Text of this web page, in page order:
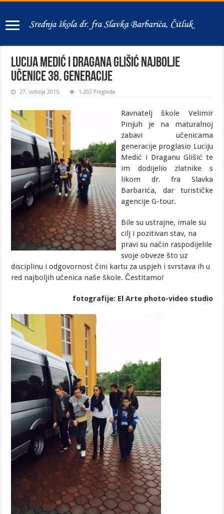
Lucija Medić i Dragana Glišić najbolje
učenice 38. generacije
27. svibnja 2015. 1,202 Pregleda
Ravnatelj škole Velimir
Pinjuh je na maturalnoj
zabavi učenicama
generacije proglasio Luciju
Medić i Draganu Glišić te
im dodijelio zlatnike s
likom dr. fra Slavka
Barbarića, dar turističke
agencije G-tour.
Bile su ustrajne, imale su
cilj i pozitivan stav, na
pravi su način raspodijelile
svoje obveze što uz
disciplinu i odgovornost čini kartu za uspjeh i svrstava ih u
red najboljih učenica naše škole. Čestitamo!
fotografije: El Arte photo-video studio